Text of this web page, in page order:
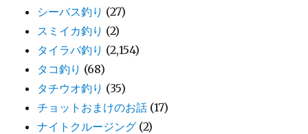
シーバス釣り (27)
スミイカ釣り (2)
タイラバ釣り (2,154)
タコ釣り (68)
タチウオ釣り (35)
チョットおまけのお話 (17)
ナイトクルージング (2)